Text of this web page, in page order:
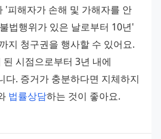
'피해자가 손해 및 가해자를 안
법행위가 있은 날로부터 10년'
지 청구권을 행사할 수 있어요.
시점으로부터 3년 내에
다. 증거가 충분하다면 지체하지
법률상담하는 것이 좋아요.